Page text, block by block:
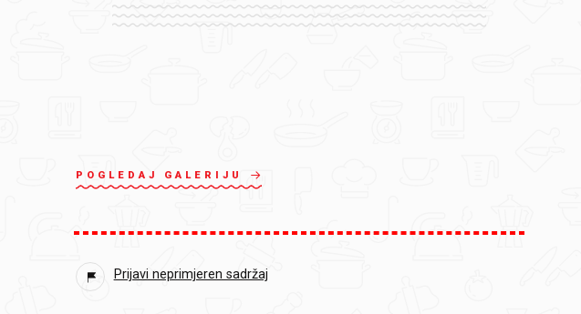
POGLEDAJ GALERIJU
Prijavi neprimjeren sadržaj